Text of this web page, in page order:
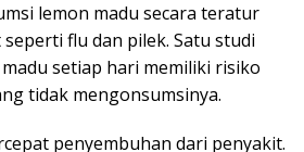
lemon madu secara teratur
flu dan pilek. Satu studi
setiap hari memiliki risiko
tidak mengonsumsinya.
penyembuhan dari penyakit.